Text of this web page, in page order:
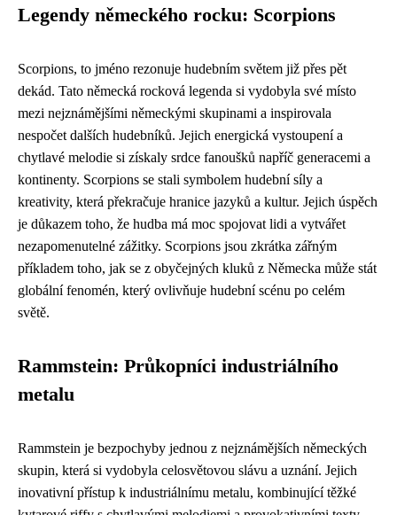
Legendy německého rocku: Scorpions
Scorpions, to jméno rezonuje hudebním světem již přes pět
dekád. Tato německá rocková legenda si vydobyla své místo
mezi nejznámějšími německými skupinami a inspirovala
nespočet dalších hudebníků. Jejich energická vystoupení a
chytlavé melodie si získaly srdce fanoušků napříč generacemi a
kontinenty. Scorpions se stali symbolem hudební síly a
kreativity, která překračuje hranice jazyků a kultur. Jejich úspěch
je důkazem toho, že hudba má moc spojovat lidi a vytvářet
nezapomenutelné zážitky. Scorpions jsou zkrátka zářným
příkladem toho, jak se z obyčejných kluků z Německa může stát
globální fenomén, který ovlivňuje hudební scénu po celém
světě.
Rammstein: Průkopníci industriálního
metalu
Rammstein je bezpochyby jednou z nejznámějších německých
skupin, která si vydobyla celosvětovou slávu a uznání. Jejich
inovativní přístup k industriálnímu metalu, kombinující těžké